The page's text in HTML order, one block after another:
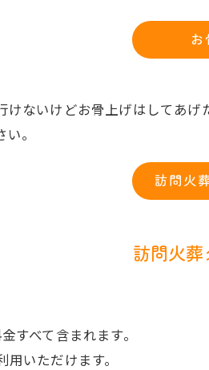
お
けないけどお骨上げはしてあ
。
訪問火
訪問火
すべて含まれます。
いただけます。